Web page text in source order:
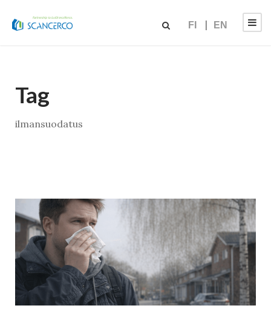
FI EN
Tag
ilmansuodatus